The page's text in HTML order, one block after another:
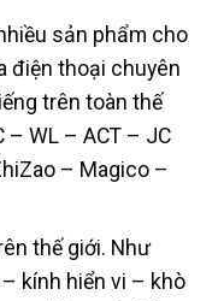
sản phẩm cho
điện thoại chuyên
trên toàn thế
– WL – ACT – JC
– Magico –
thế giới. Như
kính hiển vi – khò